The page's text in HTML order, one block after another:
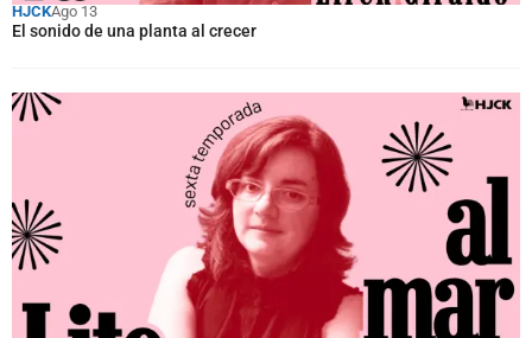
HJCKAgo 13
El sonido de una planta al crecer